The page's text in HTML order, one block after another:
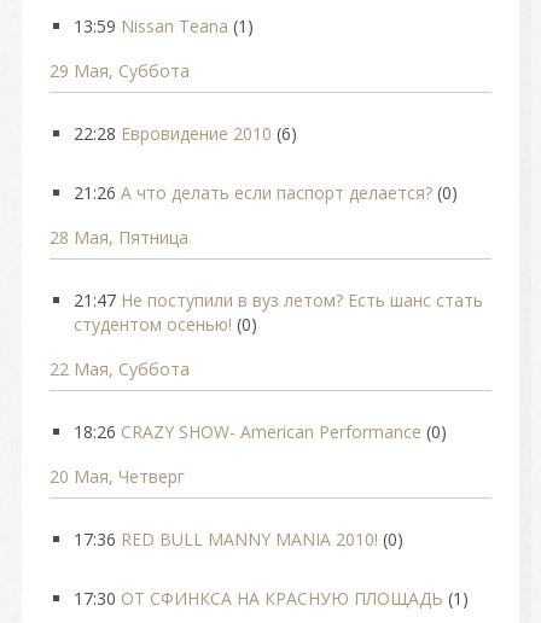
13:59 Nissan Teana (1)
29 Мая, Суббота
22:28 Евровидение 2010 (6)
21:26 А что делать если паспорт делается? (0)
28 Мая, Пятница
21:47 Не поступили в вуз летом? Есть шанс стать
студентом осенью! (0)
22 Мая, Суббота
18:26 СRAZY SHOW- American Performance (0)
20 Мая, Четверг
17:36 RED BULL MANNY MANIA 2010! (0)
17:30 ОТ СФИНКСА НА КРАСНУЮ ПЛОЩАДЬ (1)